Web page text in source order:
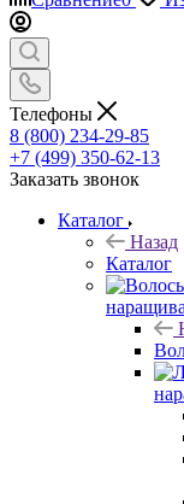
Телефоны
8 (800) 234-29-85
+7 (499) 350-62-13
Заказать звонок
Каталог
Назад
Каталог